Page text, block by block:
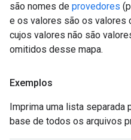
são nomes de provedores
e os valores são os valores
cujos valores não são
omitidos desse mapa.
Exemplos
Imprima uma lista
base de todos os arquivos